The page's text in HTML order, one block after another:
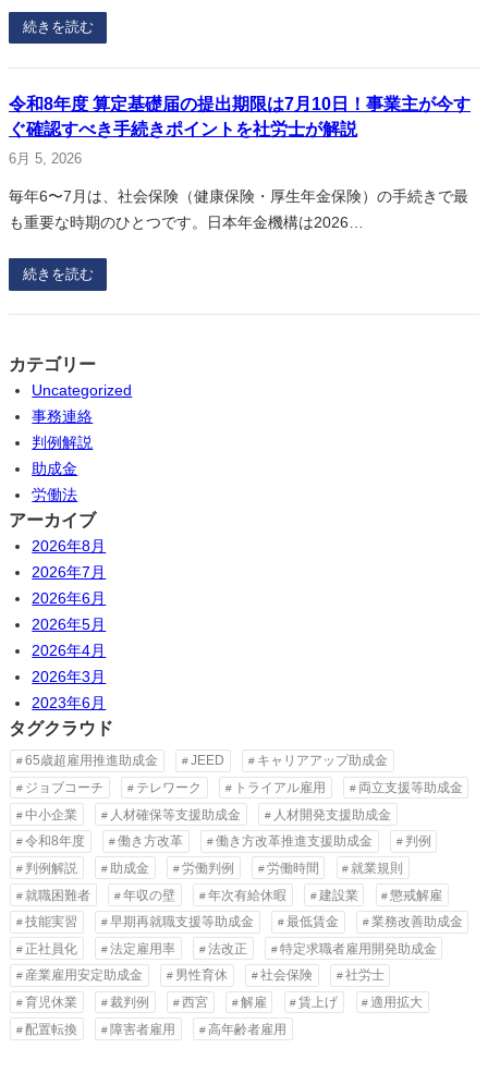
続きを読む
令和8年度 算定基礎届の提出期限は7月10日！事業主が今す
ぐ確認すべき手続きポイントを社労士が解説
6月 5, 2026
毎年6〜7月は、社会保険（健康保険・厚生年金保険）の手続きで最
も重要な時期のひとつです。日本年金機構は2026…
続きを読む
カテゴリー
Uncategorized
事務連絡
判例解説
助成金
労働法
アーカイブ
2026年8月
2026年7月
2026年6月
2026年5月
2026年4月
2026年3月
2023年6月
タグクラウド
65歳超雇用推進助成金 JEED
キャリアアップ助成金
ジョブコーチ
テレワーク トライアル雇用
両立支援等助成金
中小企業
人材確保等支援助成金
人材開発支援助成金
令和8年度
働き方改革 働き方改革推進支援助成金
判例
判例解説
助成金 労働判例 労働時間
就業規則
就職困難者
年収の壁 年次有給休暇 建設業
懲戒解雇
技能実習
早期再就職支援等助成金 最低賃金
業務改善助成金
正社員化
法定雇用率 法改正
特定求職者雇用開発助成金
産業雇用安定助成金
男性育休 社会保険
社労士
育児休業
裁判例 西宮 解雇 賃上げ
適用拡大
配置転換
障害者雇用 高年齢者雇用